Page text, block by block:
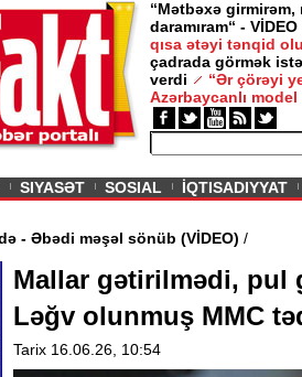
“Mətbəxə girmirəm,
daramıram“ - VİDEO
qısa ətəyi tənqid
çadrada görmək
verdi
“Ər çörəyi
Azərbaycanlı model
SIYASƏT SOSIAL İQTISADIYYAT
içində - Əbədi məşəl sönüb (VİDEO)
Mallar gətirilmədi, pul
Ləğv olunmuş MMC
Tarix 16.06.26, 10:54